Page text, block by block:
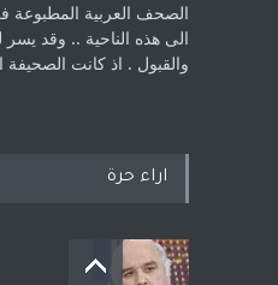
الصحف العربية
الى هذه الناحية .. وقد يسر
والقبول . اذ كانت
اراء حرة